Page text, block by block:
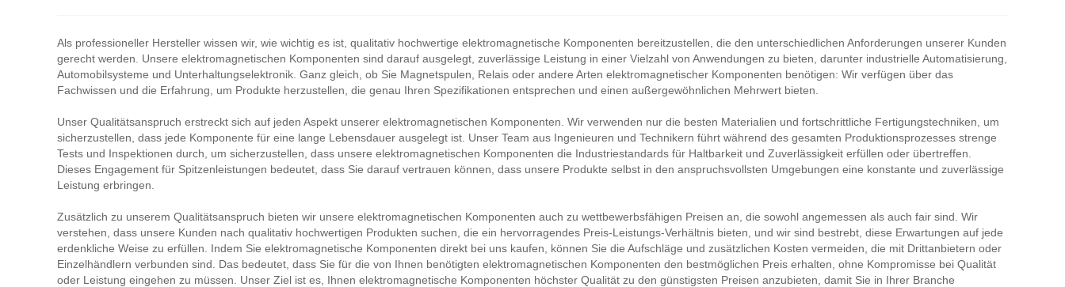
Als professioneller Hersteller wissen wir, wie wichtig es ist, qualitativ hochwertige elektromagnetische Komponenten bereitzustellen, die den unterschiedlichen Anforderungen unserer Kunden
gerecht werden. Unsere elektromagnetischen Komponenten sind darauf ausgelegt, zuverlässige Leistung in einer Vielzahl von Anwendungen zu bieten, darunter industrielle Automatisierung,
Automobilsysteme und Unterhaltungselektronik. Ganz gleich, ob Sie Magnetspulen, Relais oder andere Arten elektromagnetischer Komponenten benötigen: Wir verfügen über das
Fachwissen und die Erfahrung, um Produkte herzustellen, die genau Ihren Spezifikationen entsprechen und einen außergewöhnlichen Mehrwert bieten.
Unser Qualitätsanspruch erstreckt sich auf jeden Aspekt unserer elektromagnetischen Komponenten. Wir verwenden nur die besten Materialien und fortschrittliche Fertigungstechniken, um
sicherzustellen, dass jede Komponente für eine lange Lebensdauer ausgelegt ist. Unser Team aus Ingenieuren und Technikern führt während des gesamten Produktionsprozesses strenge
Tests und Inspektionen durch, um sicherzustellen, dass unsere elektromagnetischen Komponenten die Industriestandards für Haltbarkeit und Zuverlässigkeit erfüllen oder übertreffen.
Dieses Engagement für Spitzenleistungen bedeutet, dass Sie darauf vertrauen können, dass unsere Produkte selbst in den anspruchsvollsten Umgebungen eine konstante und zuverlässige
Leistung erbringen.
Zusätzlich zu unserem Qualitätsanspruch bieten wir unsere elektromagnetischen Komponenten auch zu wettbewerbsfähigen Preisen an, die sowohl angemessen als auch fair sind. Wir
verstehen, dass unsere Kunden nach qualitativ hochwertigen Produkten suchen, die ein hervorragendes Preis-Leistungs-Verhältnis bieten, und wir sind bestrebt, diese Erwartungen auf jede
erdenkliche Weise zu erfüllen. Indem Sie elektromagnetische Komponenten direkt bei uns kaufen, können Sie die Aufschläge und zusätzlichen Kosten vermeiden, die mit Drittanbietern oder
Einzelhändlern verbunden sind. Das bedeutet, dass Sie für die von Ihnen benötigten elektromagnetischen Komponenten den bestmöglichen Preis erhalten, ohne Kompromisse bei Qualität
oder Leistung eingehen zu müssen. Unser Ziel ist es, Ihnen elektromagnetische Komponenten höchster Qualität zu den günstigsten Preisen anzubieten, damit Sie in Ihrer Branche